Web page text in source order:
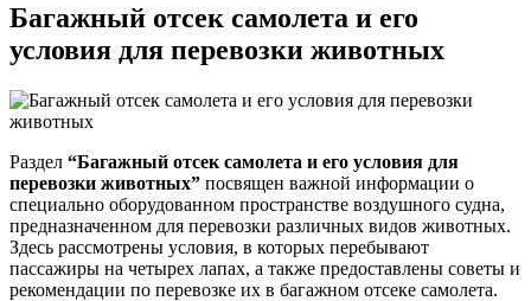
Багажный отсек самолета и его
условия для перевозки животных
Раздел “Багажный отсек самолета и его условия для
перевозки животных” посвящен важной информации о
специально оборудованном пространстве воздушного судна,
предназначенном для перевозки различных видов животных.
Здесь рассмотрены условия, в которых перебывают
пассажиры на четырех лапах, а также предоставлены советы и
рекомендации по перевозке их в багажном отсеке самолета.